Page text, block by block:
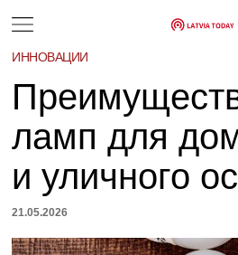
ИННОВАЦИИ
ламп для
и уличного
21.05.2026